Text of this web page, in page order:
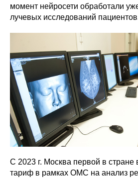
момент нейросети обработали
лучевых исследований
С 2023 г. Москва первой в стране
тариф в рамках ОМС на анализ